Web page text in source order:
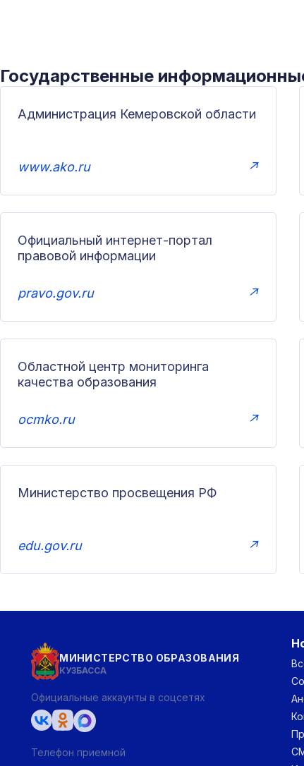
Государственные
Администрация Кемеровской области
www.ako.ru ↗
Официальный интернет-портал
правовой информации
pravo.gov.ru ↗
Областной центр мониторинга
качества образования
ocmko.ru ↗
Министерство просвещения РФ
edu.gov.ru ↗
МИНИСТЕРСТВО ОБРАЗОВАНИЯ
КУЗБАССА
Официальные аккаунты в соцсетях
Телефон приемной